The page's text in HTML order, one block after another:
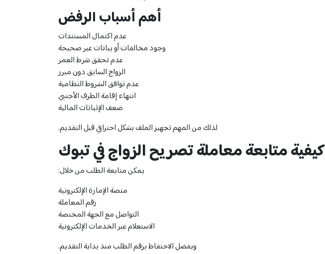
أهم أسباب الرفض
عدم اكتمال المستندات
وجود مخالفات أو بيانات غير صحيحة
عدم تحقق شرط العمر
الزواج السابق دون مبرر
عدم توافق الشروط النظامية
انتهاء إقامة الطرف الأجنبي
ضعف الإثباتات المالية
لذلك من المهم تجهيز الملف بشكل احترافي قبل التقديم.
كيفية متابعة معاملة تصريح الزواج في تبوك
يمكن متابعة الطلب من خلال:
منصة الإمارة الإلكترونية
رقم المعاملة
التواصل مع الجهة المختصة
الاستعلام عبر الخدمات الإلكترونية
ويفضل الاحتفاظ برقم الطلب منذ بداية التقديم.